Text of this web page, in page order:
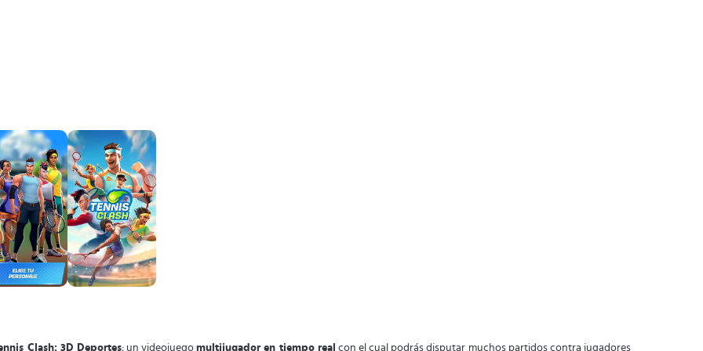
Clash: 3D Deportes; un videojuegomultijugador en tiempo real con el cual podrás disputar muchos partidos contra jugadores